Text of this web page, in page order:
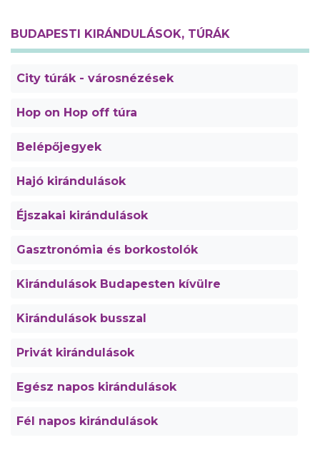
BUDAPESTI KIRÁNDULÁSOK, TÚRÁK
City túrák - városnézések
Hop on Hop off túra
Belépőjegyek
Hajó kirándulások
Éjszakai kirándulások
Gasztronómia és borkostolók
Kirándulások Budapesten kívülre
Kirándulások busszal
Privát kirándulások
Egész napos kirándulások
Fél napos kirándulások